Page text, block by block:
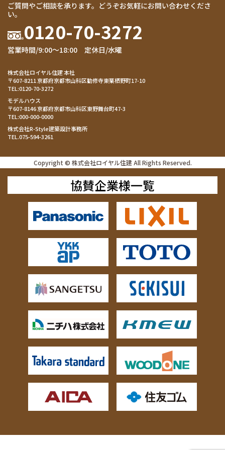
ご質問やご相談を承ります。どうぞお気軽にお問い合わせくださ
い。
0120-70-3272
営業時間/9:00～18:00 定休日/水曜
株式会社ロイヤル住建 本社
〒607-8211 京都府京都市山科区勧修寺東栗栖野町17-10
TEL:0120-70-3272
モデルハウス
〒607-8146 京都府京都市山科区東野舞台町47-3
TEL:000-000-0000
株式会社R-Style建築設計事務所
TEL.075-594-3261
Copyright © 株式会社ロイヤル住建 All Rights Reserved.
協賛企業様一覧